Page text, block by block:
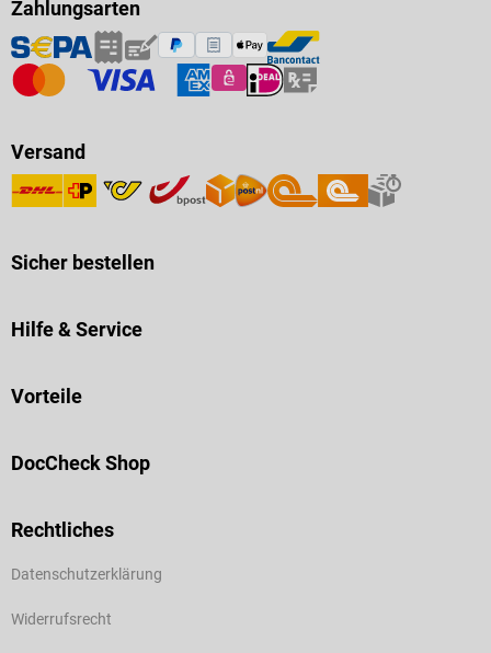
Zahlungsarten
Versand
Sicher bestellen
Hilfe & Service
Vorteile
DocCheck Shop
Rechtliches
Datenschutzerklärung
Widerrufsrecht